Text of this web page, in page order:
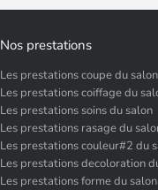
Nos prestations
Les prestations coupe du salon
Les prestations coiffage du
Les prestations soins du salon
Les prestations rasage du
Les prestations couleur#2 du
Les prestations decoloration
Les prestations forme du salon